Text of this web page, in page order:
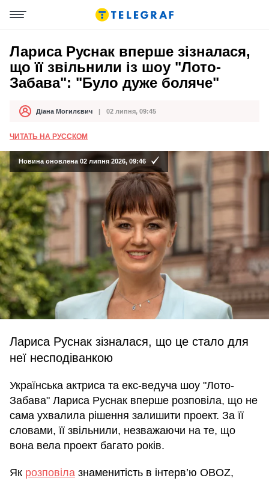
Лариса Руснак вперше зізналася,
що її звільнили із шоу "Лото-
Забава": "Було дуже боляче"
АвторДіана Могилєвич
Дата публікації 02 липня, 09:45
ЧИТАТЬ НА РУССКОМ
Новина оновлена 02 липня 2026, 09:46
Лариса Руснак зізналася, що це стало для
неї несподіванкою
Українська актриса та екс-ведуча шоу "Лото-
Забава" Лариса Руснак вперше розповіла, що не
сама ухвалила рішення залишити проект. За її
словами, її звільнили, незважаючи на те, що
вона вела проект багато років.
Як розповіла знаменитість в інтерв’ю OBOZ,